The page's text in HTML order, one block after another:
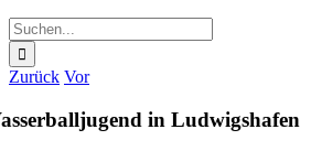
Suche
nach:
Zurück Vor
in Ludwigshafen